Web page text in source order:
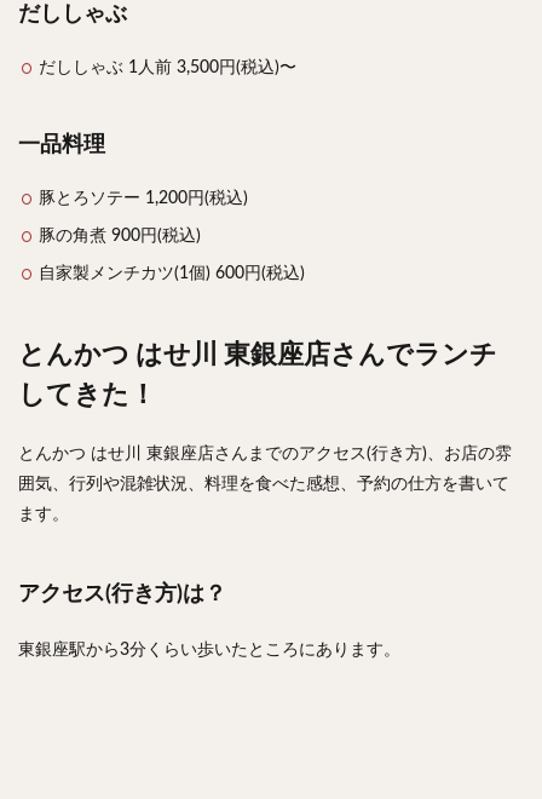
だししゃぶ
だししゃぶ 1人前 3,500円(税込)〜
一品料理
豚とろソテー 1,200円(税込)
豚の角煮 900円(税込)
自家製メンチカツ(1個) 600円(税込)
とんかつ はせ川 東銀座店さんでランチ
してきた！
とんかつ はせ川 東銀座店さんまでのアクセス(行き方)、お店の雰
囲気、行列や混雑状況、料理を食べた感想、予約の仕方を書いて
ます。
アクセス(行き方)は？
東銀座駅から3分くらい歩いたところにあります。